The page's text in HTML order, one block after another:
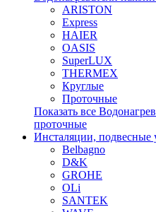
ARISTON
Express
HAIER
OASIS
SuperLUX
THERMEX
Круглые
Проточные
Показать все
проточные
Инсталяции, подвесные
Belbagno
D&K
GROHE
OLi
SANTEK